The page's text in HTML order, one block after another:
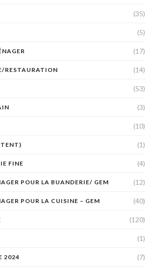
(35)
(5)
(17)
RESTAURATION (14)
(53)
(3)
(10)
(1)
FINE (4)
POUR LA BUANDERIE/ GEM (12)
POUR LA CUISINE – GEM (40)
(120)
(1)
2024 (7)